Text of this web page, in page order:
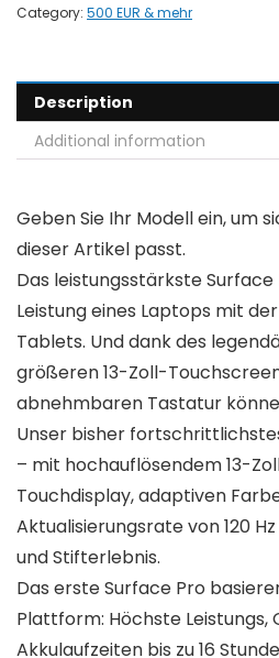
Category: 500 EUR & mehr
Description
Additional information
Geben Sie Ihr Modell ein, um
dieser Artikel passt.
Das leistungsstärkste
Leistung eines Laptops mit
Tablets. Und dank des
größeren 13-Zoll-
abnehmbaren Tastatur
Unser bisher
– mit hochauflösendem 13-
Touchdisplay, adaptiven
Aktualisierungsrate von 120
und Stifterlebnis.
Das erste Surface Pro
Plattform: Höchste Leistungs,
Akkulaufzeiten bis zu 16